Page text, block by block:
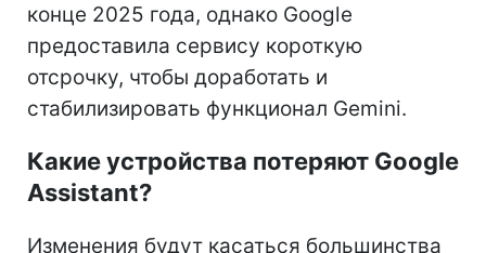
конце 2025 года, однако Google
предоставила сервису короткую
отсрочку, чтобы доработать и
стабилизировать функционал Gemini.
Какие устройства потеряют Google
Assistant?
Изменения будут касаться большинства